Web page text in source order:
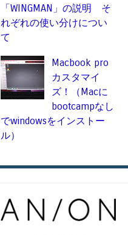
「WINGMAN」の説明 そ
れぞれの使い分けについ
て
Macbook pro
カスタマイ
ズ！（Macに
bootcampなし
でwindowsをインストー
ル）